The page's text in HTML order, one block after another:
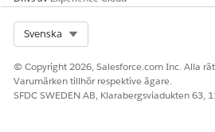
Svenska
© Copyright 2026, Salesforce.com Inc. Alla
Varumärken tillhör respektive ägare.
SFDC SWEDEN AB, Klarabergsviadukten 63,